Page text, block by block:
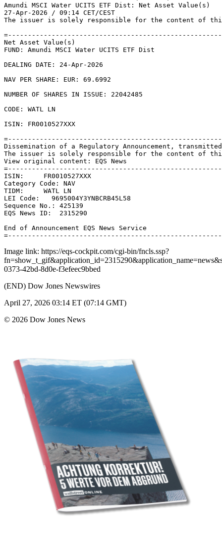
Amundi MSCI Water UCITS ETF Dist: Net Asset Value(s)
27-Apr-2026 / 09:14 CET/CEST
The issuer is solely responsible for the content of
Net Asset Value(s)
FUND: Amundi MSCI Water UCITS ETF Dist
DEALING DATE: 24-Apr-2026
NAV PER SHARE: EUR: 69.6992
NUMBER OF SHARES IN ISSUE: 22042485
CODE: WATL LN
ISIN: FR0010527XXX
Dissemination of a Regulatory Announcement,
The issuer is solely responsible for the content of
View original content: EQS News
ISIN:     FR0010527XXX
Category Code: NAV
TIDM:     WATL LN
LEI Code:   9695004Y3YNBCRB45L58
Sequence No.: 425139
EQS News ID:  2315290
End of Announcement EQS News Service
Image link: https://eqs-cockpit.com/cgi-bin/fncls.ssp?
0373-42bd-8d0e-f3efeec9bbed
(END) Dow Jones Newswires
April 27, 2026 03:14 ET (07:14 GMT)
© 2026 Dow Jones News